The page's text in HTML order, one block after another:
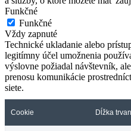
Funkčné
Funkčné
Vždy zapnuté
Technické ukladanie alebo
legitímny účel umožnenia
výslovne požiadal návštevník,
prenosu komunikácie
siete.
Cookie Dĺžka